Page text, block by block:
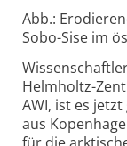
Abb.:
Sobo-Sise im
Helmholtz-
AWI, ist es
aus